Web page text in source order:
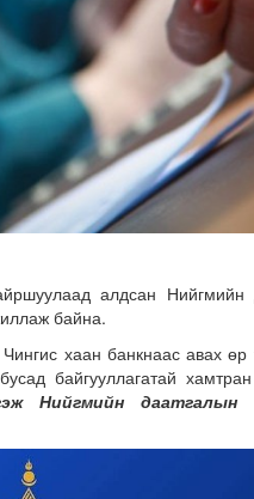
алдсан Нийгмийн
байна.
хаан банкнаас авах өр
байгууллагатай
Нийгмийн даатгалын